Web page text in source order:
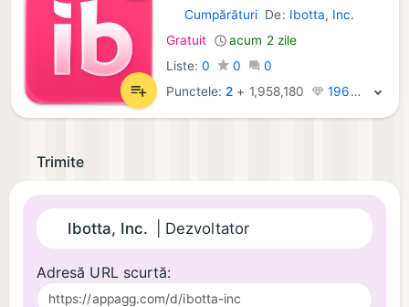
iOS Aplicații:
Cumpărături De: Ibotta, Inc.
Gratuit
acum 2 zile
Liste: 0 0
0
Punctele: 2 + 1,958,180 196K · Legendă
Trimite
Ibotta, Inc. | Dezvoltator
Adresă URL scurtă: